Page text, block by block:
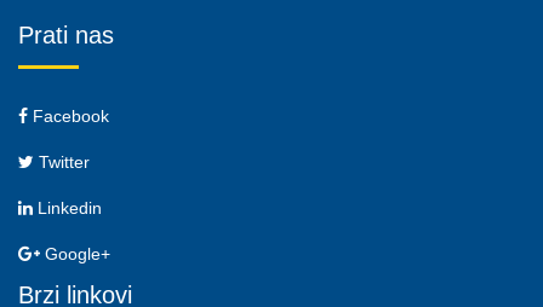
Prati nas
Facebook
Twitter
Linkedin
Google+
Brzi linkovi